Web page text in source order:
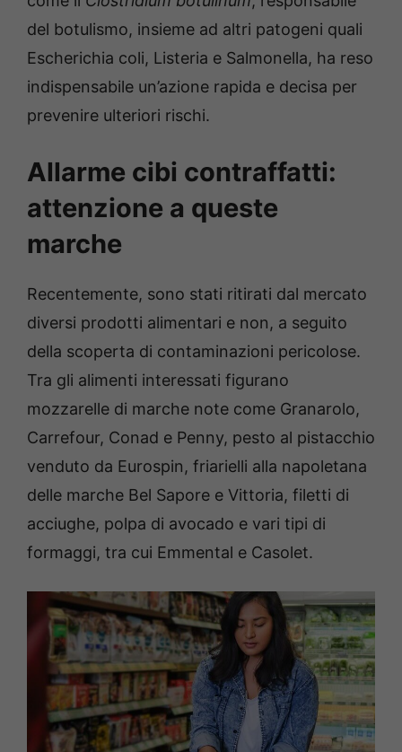
del botulismo, insieme ad altri patogeni quali
Escherichia coli, Listeria e Salmonella, ha reso
indispensabile un’azione rapida e decisa per
prevenire ulteriori rischi.
Allarme cibi contraffatti:
attenzione a queste
marche
Recentemente, sono stati ritirati dal mercato
diversi prodotti alimentari e non, a seguito
della scoperta di contaminazioni pericolose.
Tra gli alimenti interessati figurano
mozzarelle di marche note come Granarolo,
Carrefour, Conad e Penny, pesto al pistacchio
venduto da Eurospin, friarielli alla napoletana
delle marche Bel Sapore e Vittoria, filetti di
acciughe, polpa di avocado e vari tipi di
formaggi, tra cui Emmental e Casolet.